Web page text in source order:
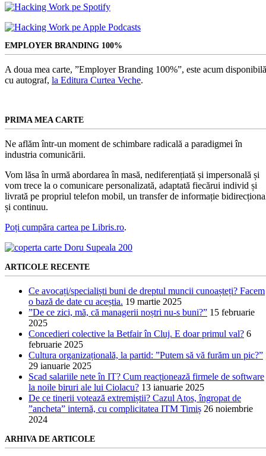
EMPLOYER BRANDING 100%
A doua mea carte, ”Employer Branding 100%”, este acum
cu autograf, la Editura Curtea Veche.
PRIMA MEA CARTE
Ne aflăm într-un moment de schimbare radicală a paradigmei în
industria comunicării.
Vom lăsa în urmă abordarea în masă, nediferențiată și impersonală și
vom trece la o comunicare personalizată, adaptată fiecărui individ și
livrată pe propriul telefon mobil, un transfer de informație
și continuu.
Poți cumpăra cartea pe Libris.ro.
ARTICOLE RECENTE
Ce avocați/specialiști buni de dreptul muncii cunoașteți? Facem
o bază de date cu aceștia. 19 martie 2025
”De ce zici, mă, că managerii noștri nu-s buni?” 15 februarie
2025
Concedieri colective la Betfair în Cluj. E doar primul val? 6
februarie 2025
Cultura organizațională, la partid: ”Putem să vă furăm un pic?”
29 ianuarie 2025
Scad salariile nete în IT? Cum reacționează firmele de software
la noile biruri ale lui Ciolacu? 13 ianuarie 2025
De ce tinerii votează extremiștii? Cazul Atos, îngropat de
”ancheta” internă, cu complicitatea ITM Timiș 26 noiembrie
2024
ARHIVA DE ARTICOLE